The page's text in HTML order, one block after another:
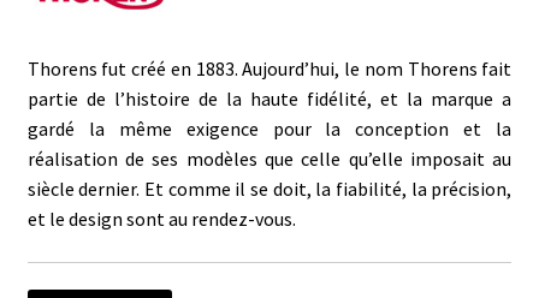
Thorens fut créé en 1883. Aujourd’hui, le nom Thorens fait
partie de l’histoire de la haute fidélité, et la marque a
gardé la même exigence pour la conception et la
réalisation de ses modèles que celle qu’elle imposait au
siècle dernier. Et comme il se doit, la fiabilité, la précision,
et le design sont au rendez-vous.